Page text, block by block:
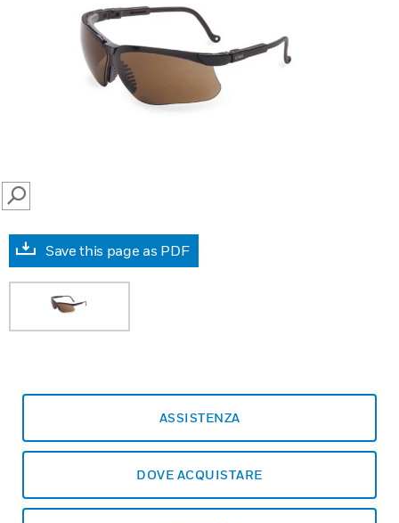
SEARCH
Save this page as PDF
ASSISTENZA
DOVE ACQUISTARE